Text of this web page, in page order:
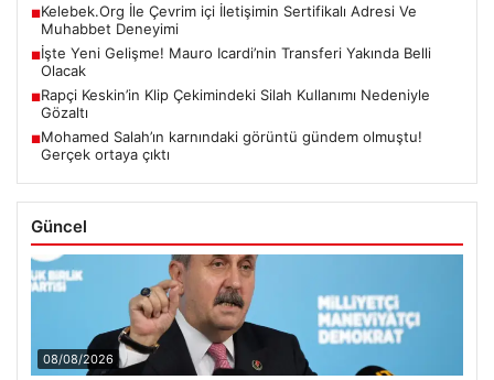
■Kelebek.Org İle Çevrim içi İletişimin Sertifikalı Adresi Ve
Muhabbet Deneyimi
■İşte Yeni Gelişme! Mauro Icardi’nin Transferi Yakında Belli
Olacak
■Rapçi Keskin’in Klip Çekimindeki Silah Kullanımı Nedeniyle
Gözaltı
■Mohamed Salah’ın karnındaki görüntü gündem olmuştu!
Gerçek ortaya çıktı
Güncel
08/08/2026